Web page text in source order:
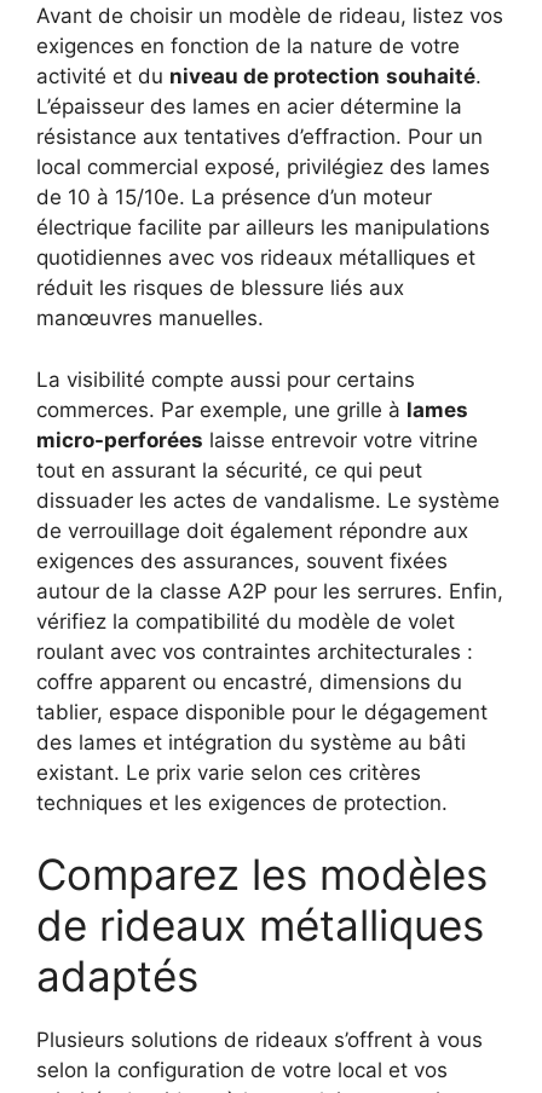
Avant de choisir un modèle de rideau, listez vos
exigences en fonction de la nature de votre
activité et du niveau de protection souhaité.
L’épaisseur des lames en acier détermine la
résistance aux tentatives d’effraction. Pour un
local commercial exposé, privilégiez des lames
de 10 à 15/10e. La présence d’un moteur
électrique facilite par ailleurs les manipulations
quotidiennes avec vos rideaux métalliques et
réduit les risques de blessure liés aux
manœuvres manuelles.
La visibilité compte aussi pour certains
commerces. Par exemple, une grille à lames
micro-perforées laisse entrevoir votre vitrine
tout en assurant la sécurité, ce qui peut
dissuader les actes de vandalisme. Le système
de verrouillage doit également répondre aux
exigences des assurances, souvent fixées
autour de la classe A2P pour les serrures. Enfin,
vérifiez la compatibilité du modèle de volet
roulant avec vos contraintes architecturales :
coffre apparent ou encastré, dimensions du
tablier, espace disponible pour le dégagement
des lames et intégration du système au bâti
existant. Le prix varie selon ces critères
techniques et les exigences de protection.
Comparez les modèles
de rideaux métalliques
adaptés
Plusieurs solutions de rideaux s’offrent à vous
selon la configuration de votre local et vos